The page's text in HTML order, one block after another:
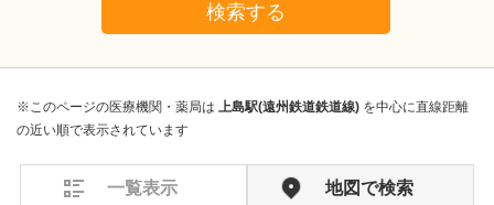
検索する
※このページの医療機関・薬局は 上島駅(遠州鉄道鉄道線) を中心に直線距離
の近い順で表示されています
一覧表示 地図で検索